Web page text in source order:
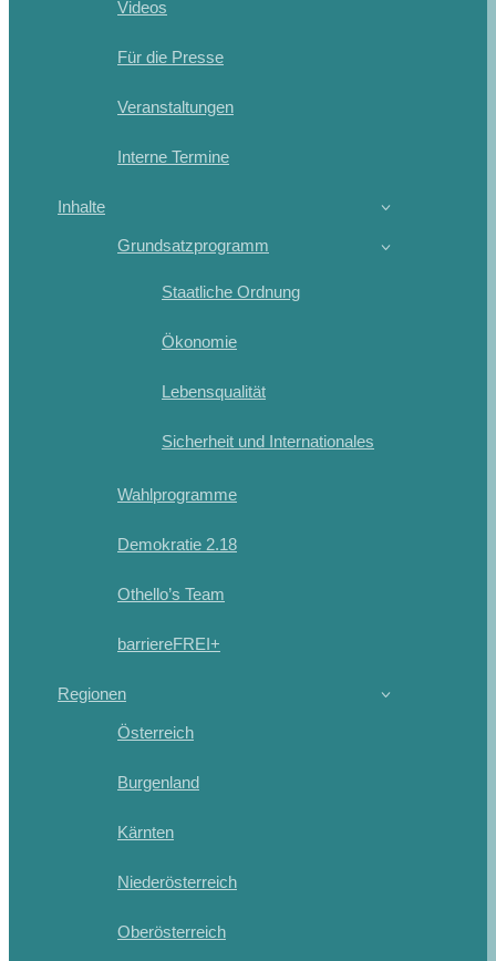
Videos
Für die Presse
Veranstaltungen
Interne Termine
Inhalte
Grundsatzprogramm
Staatliche Ordnung
Ökonomie
Lebensqualität
Sicherheit und Internationales
Wahlprogramme
Demokratie 2.18
Othello’s Team
barriereFREI+
Regionen
Österreich
Burgenland
Kärnten
Niederösterreich
Oberösterreich